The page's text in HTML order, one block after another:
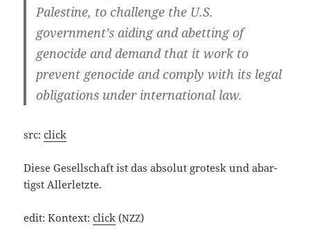
Pales­ti­ne, to chal­len­ge the U.S.
government’s aiding and abet­ting of
geno­ci­de and demand that it work to
pre­vent geno­ci­de and com­ply with its legal
obli­ga­ti­ons under inter­na­tio­nal law.
src:click
Die­se Gesell­schaft ist das abso­lut gro­tesk und abar­
tigst Allerletzte.
edit: Kon­text:click (NZZ)